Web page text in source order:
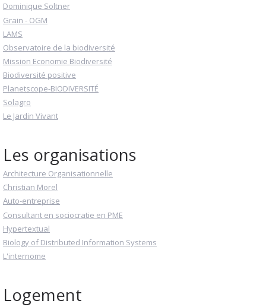
Dominique Soltner
Grain - OGM
LAMS
Observatoire de la biodiversité
Mission Economie Biodiversité
Biodiversité positive
Planetscope-BIODIVERSITÉ
Solagro
Le Jardin Vivant
Les organisations
Architecture Organisationnelle
Christian Morel
Auto-entreprise
Consultant en sociocratie en PME
Hypertextual
Biology of Distributed Information Systems
L'internome
Logement